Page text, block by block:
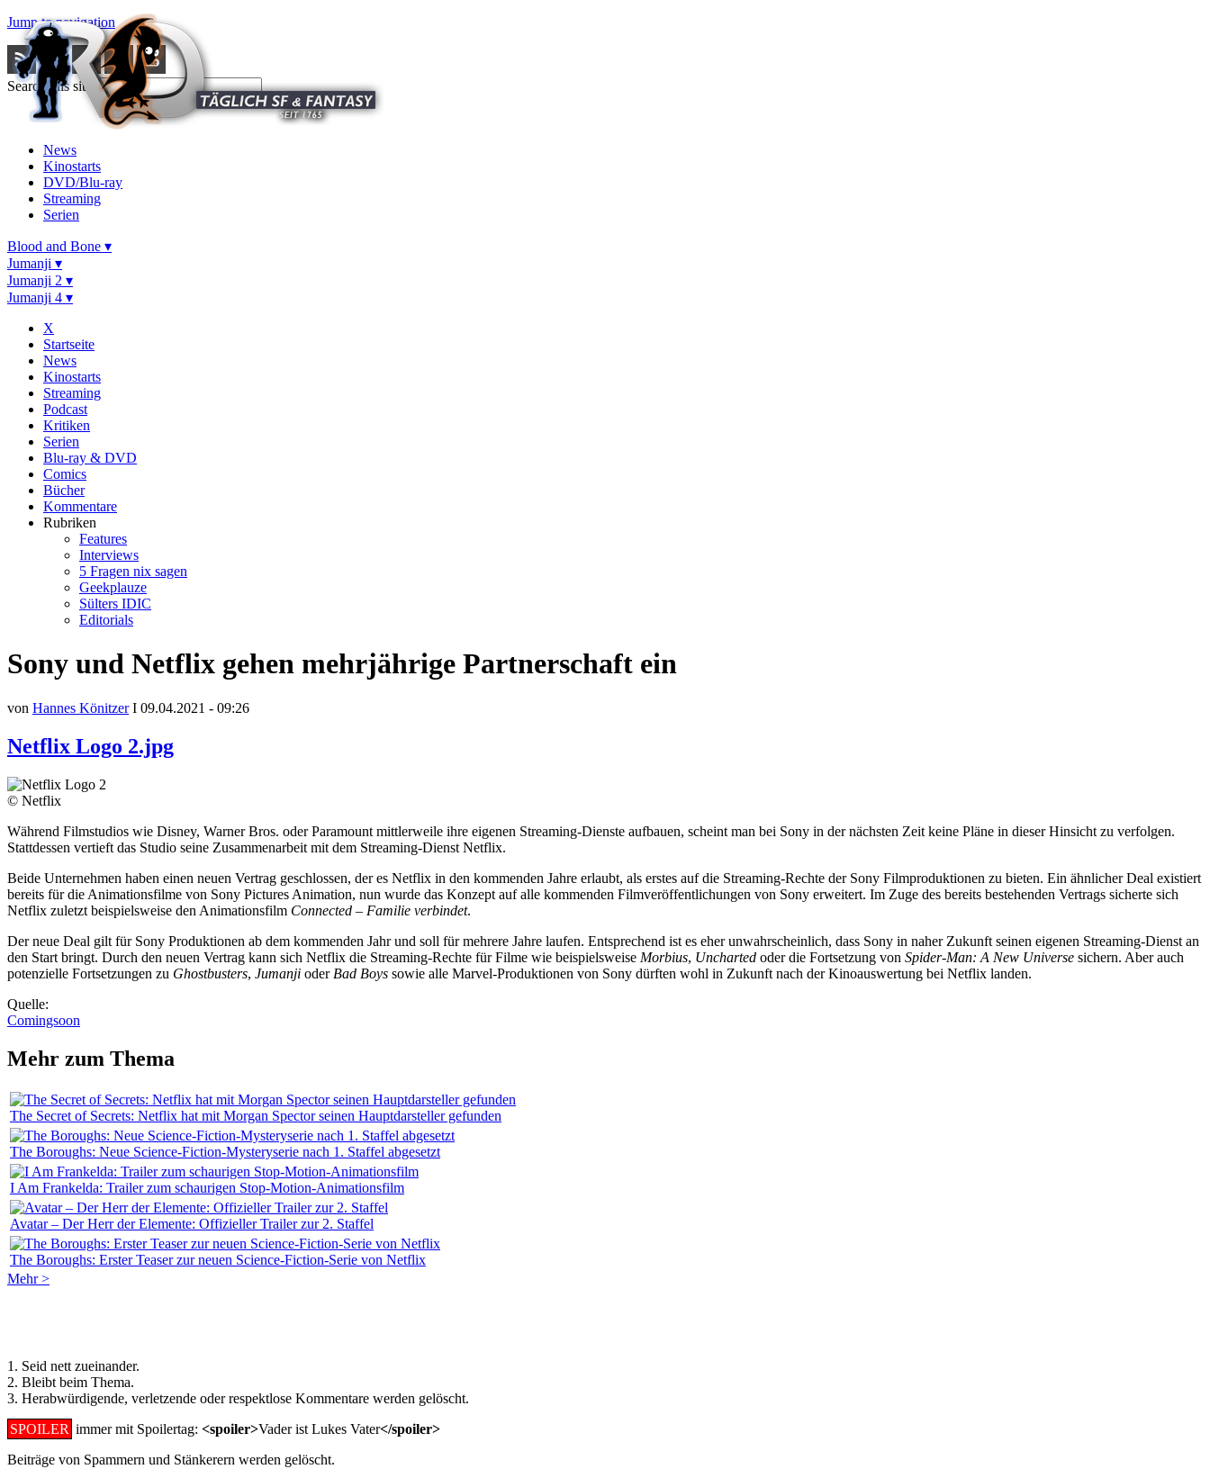
Jump to navigation
Search this site
News
Kinostarts
DVD/Blu-ray
Streaming
Serien
Blood and Bone ▾
Jumanji ▾
Jumanji 2 ▾
Jumanji 4 ▾
X
Startseite
News
Kinostarts
Streaming
Podcast
Kritiken
Serien
Blu-ray & DVD
Comics
Bücher
Kommentare
Rubriken
Features
Interviews
5 Fragen nix sagen
Geekplauze
Sülters IDIC
Editorials
Sony und Netflix gehen mehrjährige Partnerschaft ein
von Hannes KönitzerI 09.04.2021 - 09:26
Netflix Logo 2.jpg
© Netflix
Während Filmstudios wie Disney, Warner Bros. oder Paramount mittlerweile ihre eigenen Streaming-Dienste aufbauen, scheint man bei Sony in der nächsten Zeit keine Pläne in dieser Hinsicht zu verfolgen.
Stattdessen vertieft das Studio seine Zusammenarbeit mit dem Streaming-Dienst Netflix.
Beide Unternehmen haben einen neuen Vertrag geschlossen, der es Netflix in den kommenden Jahre erlaubt, als erstes auf die Streaming-Rechte der Sony Filmproduktionen zu bieten. Ein ähnlicher Deal existiert
bereits für die Animationsfilme von Sony Pictures Animation, nun wurde das Konzept auf alle kommenden Filmveröffentlichungen von Sony erweitert. Im Zuge des bereits bestehenden Vertrags sicherte sich
Netflix zuletzt beispielsweise den Animationsfilm Connected – Familie verbindet.
Der neue Deal gilt für Sony Produktionen ab dem kommenden Jahr und soll für mehrere Jahre laufen. Entsprechend ist es eher unwahrscheinlich, dass Sony in naher Zukunft seinen eigenen Streaming-Dienst an
den Start bringt. Durch den neuen Vertrag kann sich Netflix die Streaming-Rechte für Filme wie beispielsweise Morbius, Uncharted oder die Fortsetzung von Spider-Man: A New Universe sichern. Aber auch
potenzielle Fortsetzungen zu Ghostbusters, Jumanji oder Bad Boys sowie alle Marvel-Produktionen von Sony dürften wohl in Zukunft nach der Kinoauswertung bei Netflix landen.
Quelle:
Comingsoon
Mehr zum Thema
The Secret of Secrets: Netflix hat mit Morgan Spector seinen Hauptdarsteller gefunden
The Boroughs: Neue Science-Fiction-Mysteryserie nach 1. Staffel abgesetzt
I Am Frankelda: Trailer zum schaurigen Stop-Motion-Animationsfilm
Avatar – Der Herr der Elemente: Offizieller Trailer zur 2. Staffel
The Boroughs: Erster Teaser zur neuen Science-Fiction-Serie von Netflix
Mehr >
1. Seid nett zueinander.
2. Bleibt beim Thema.
3. Herabwürdigende, verletzende oder respektlose Kommentare werden gelöscht.
SPOILER immer mit Spoilertag: <spoiler>Vader ist Lukes Vater</spoiler>
Beiträge von Spammern und Stänkerern werden gelöscht.